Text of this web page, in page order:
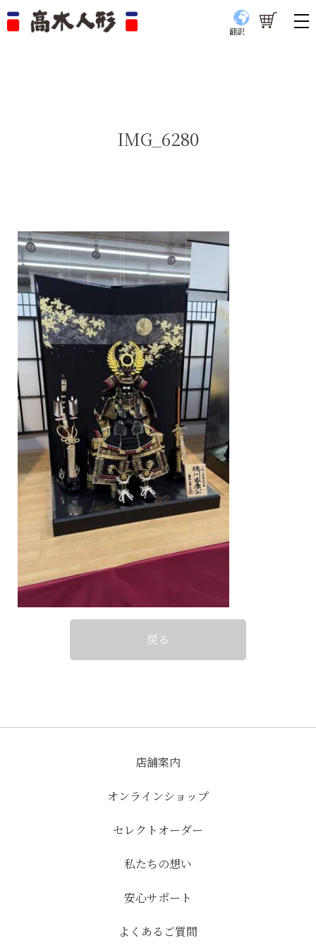
翻訳
IMG_6280
戻る
店舗案内
オンラインショップ
セレクトオーダー
私たちの想い
安心サポート
よくあるご質問